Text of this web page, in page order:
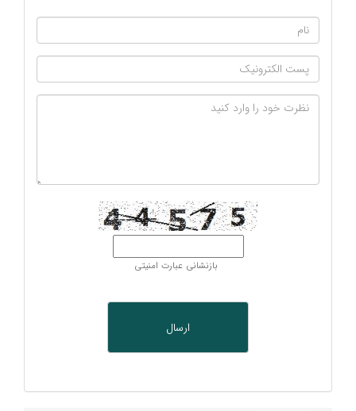
بازنشانی عبارت امنیتی